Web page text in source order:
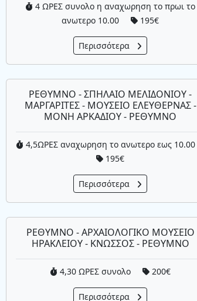
4 ΩΡΕΣ συνολο η αναχωρηση το πρωι το
ανωτερο 10.00
195€
Περισσότερα
ΡΕΘΥΜΝΟ - ΣΠΗΛΑΙΟ ΜΕΛΙΔΟΝΙΟΥ -
ΜΑΡΓΑΡΙΤΕΣ - ΜΟΥΣΕΙΟ ΕΛΕΥΘΕΡΝΑΣ -
ΜΟΝΗ ΑΡΚΑΔΙΟΥ - ΡΕΘΥΜΝΟ
4,5ΩΡΕΣ αναχωρηση το ανωτερο εως 10.00
195€
Περισσότερα
ΡΕΘΥΜΝΟ - ΑΡΧΑΙΟΛΟΓΙΚΟ ΜΟΥΣΕΙΟ
ΗΡΑΚΛΕΙΟΥ - ΚΝΩΣΣΟΣ - ΡΕΘΥΜΝΟ
4,30 ΩΡΕΣ συνολο 200€
Περισσότερα